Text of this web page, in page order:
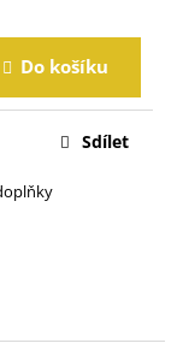
Do košíku
Sdílet